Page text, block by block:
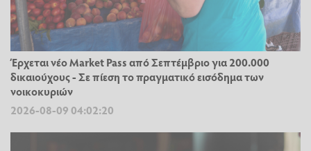
Έρχεται νέο Market Pass από Σεπτέμβριο για 200.000
δικαιούχους - Σε πίεση το πραγματικό εισόδημα των
νοικοκυριών
2026-08-09 04:02:20